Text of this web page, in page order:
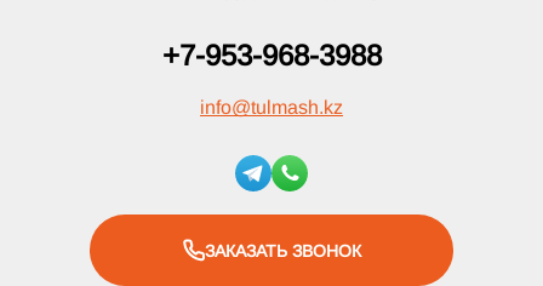
+7-953-968-3988
info@tulmash.kz
ЗАКАЗАТЬ ЗВОНОК